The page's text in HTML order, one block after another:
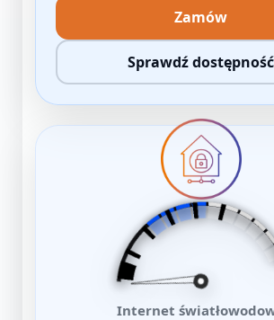
Zamów
Sprawdź dostępność
Internet